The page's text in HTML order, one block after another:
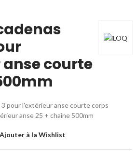
courte
3 pour l'extérieur anse courte corps
anse 25 + chaîne 500mm
Ajouter à la Wishlist